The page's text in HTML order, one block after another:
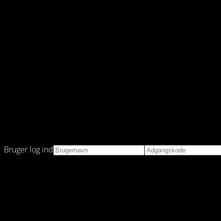
Bruger log ind